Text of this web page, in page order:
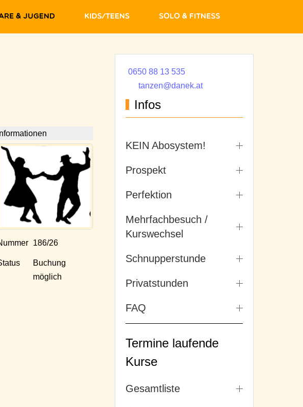
& Jugend Kids/Teens Solo & Fitness
Informationen
186/26
Buchung
möglich
0650 88 13 535
tanzen@danek.at
Infos
KEIN Abosystem!
Prospekt
Perfektion
Mehrfachbesuch /
Kurswechsel
Schnupperstunde
Privatstunden
FAQ
Termine laufende
Kurse
Gesamtliste